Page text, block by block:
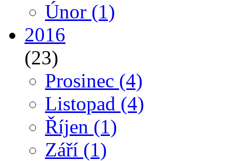
Únor (1)
2016
(23)
Prosinec (4)
Listopad (4)
Říjen (1)
Září (1)